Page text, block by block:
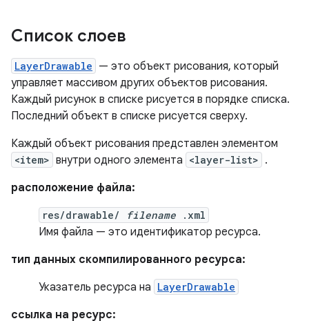
Список слоев
LayerDrawable — это объект рисования, который
управляет массивом других объектов рисования.
Каждый рисунок в списке рисуется в порядке списка.
Последний объект в списке рисуется сверху.
Каждый объект рисования представлен элементом
<item> внутри одного элемента <layer-list> .
расположение файла:
res/drawable/ filename .xml
Имя файла — это идентификатор ресурса.
тип данных скомпилированного ресурса:
Указатель ресурса на LayerDrawable
ссылка на ресурс: